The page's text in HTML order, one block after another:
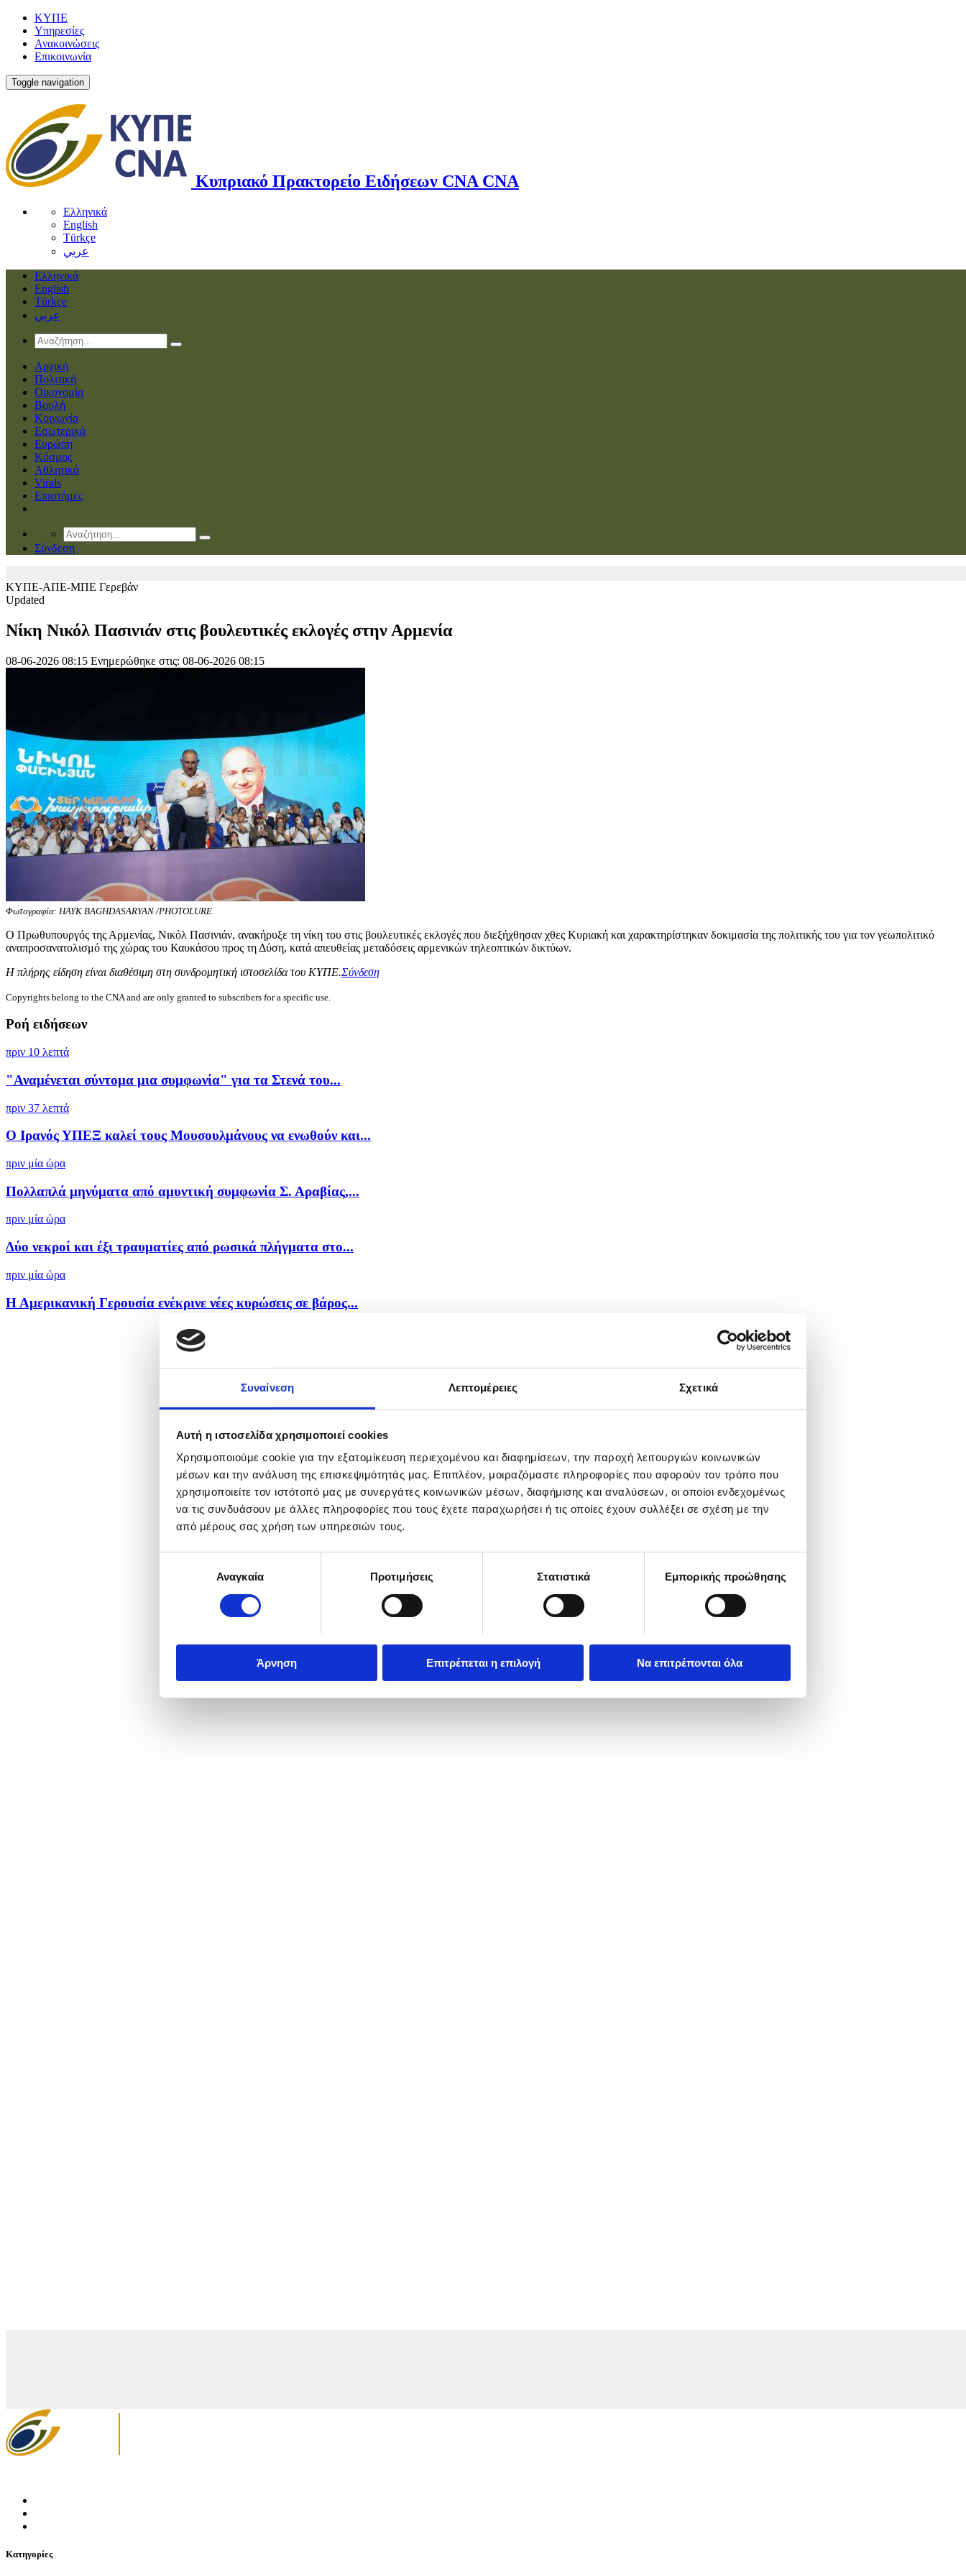
Συναίνεση Λεπτομέρειες Σχετικά
Αυτή η ιστοσελίδα χρησιμοποιεί cookies
Χρησιμοποιούμε cookie για την εξατομίκευση περιεχομένου και διαφημίσεων, την παροχή λειτουργιών κοινωνικών
μέσων και την ανάλυση της επισκεψιμότητάς μας. Επιπλέον, μοιραζόμαστε πληροφορίες που αφορούν τον τρόπο που
χρησιμοποιείτε τον ιστότοπό μας με συνεργάτες κοινωνικών μέσων, διαφήμισης και αναλύσεων, οι οποίοι ενδεχομένως
να τις συνδυάσουν με άλλες πληροφορίες που τους έχετε παραχωρήσει ή τις οποίες έχουν συλλέξει σε σχέση με την
από μέρους σας χρήση των υπηρεσιών τους.
συγκατάθεσηςΑναγκαία Προτιμήσεις Στατιστικά Εμπορικής προώθησης
Άρνηση Επιτρέπεται η επιλογή Να επιτρέπονται όλα
ΚΥΠΕ
Υπηρεσίες
Ανακοινώσεις
Επικοινωνία
Toggle navigation
Κυπριακό Πρακτορείο Ειδήσεων CNA CNA
Ελληνικά
English
Türkçe
عربي
Ελληνικά
English
Türkçe
عربي
Αρχική
Πολιτική
Οικονομία
Βουλή
Κοινωνία
Εσωτερικά
Ευρώπη
Κόσμος
Αθλητικά
Virals
Επιστήμες
Σύνδεση
ΚΥΠΕ-ΑΠΕ-ΜΠΕ Γερεβάν
Updated
Νίκη Νικόλ Πασινιάν στις βουλευτικές εκλογές στην Αρμενία
08-06-2026 08:15 Ενημερώθηκε στις: 08-06-2026 08:15
Φωτογραφία: HAYK BAGHDASARYAN /PHOTOLURE
Ο Πρωθυπουργός της Αρμενίας, Νικόλ Πασινιάν, ανακήρυξε τη νίκη του στις βουλευτικές εκλογές που διεξήχθησαν χθες Κυριακή και χαρακτηρίστηκαν δοκιμασία της πολιτικής του για τον γεωπολιτικό
αναπροσανατολισμό της χώρας του Καυκάσου προς τη Δύση, κατά απευθείας μεταδόσεις αρμενικών τηλεοπτικών δικτύων.
Η πλήρης είδηση είναι διαθέσιμη στη συνδρομητική ιστοσελίδα του ΚΥΠΕ.Σύνδεση
Copyrights belong to the CNA and are only granted to subscribers for a specific use.
Ροή ειδήσεων
πριν 10 λεπτά
"Αναμένεται σύντομα μια συμφωνία" για τα Στενά του...
πριν 37 λεπτά
Ο Ιρανός ΥΠΕΞ καλεί τους Μουσουλμάνους να ενωθούν και...
πριν μία ώρα
Πολλαπλά μηνύματα από αμυντική συμφωνία Σ. Αραβίας,...
πριν μία ώρα
Δύο νεκροί και έξι τραυματίες από ρωσικά πλήγματα στο...
πριν μία ώρα
Η Αμερικανική Γερουσία ενέκρινε νέες κυρώσεις σε βάρος...
Κατηγορίες